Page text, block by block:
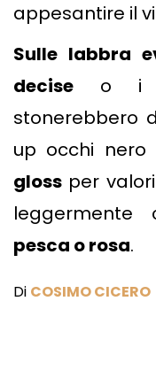
appesantire il
Sulle labbra
decise o i
stonerebbero
up occhi
gloss per
leggermente
pesca o rosa.
Di COSIMO CICERO